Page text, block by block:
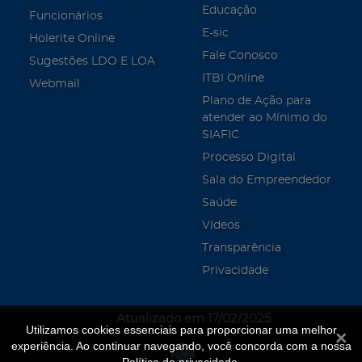
Utilizamos cookies essenciais para proporcionar uma melhor
experiência. Ao continuar navegando, você concorda com a nossa
Funcionários
Holerite Online
Sugestões LDO E LOA
Webmail
Educação
E-sic
Fale Conosco
ITBI Online
Plano de Ação para
atender ao Mínimo do
SIAFIC
Processo Digital
Sala do Empreendedor
Saúde
Vídeos
Transparência
Privacidade
Atualizado em 17/02/2025